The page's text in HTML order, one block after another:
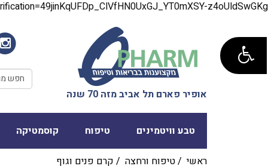
z4oUldSwGKg
אופיר פארם תל אביב מזה 70 שנה
טבע וויטמינים טיפוח קוסמטיקה
ראשי /טיפוח ורחצה / קרם פנים וגוף